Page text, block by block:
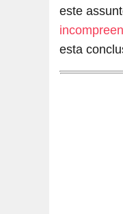
este
esta